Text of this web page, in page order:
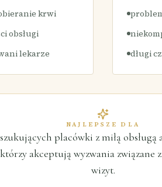
krwi
obsługi
lekarze
długi
NAJLEPSZE DLA
placówki z miłą
akceptują wyzwania związane
wizyt.